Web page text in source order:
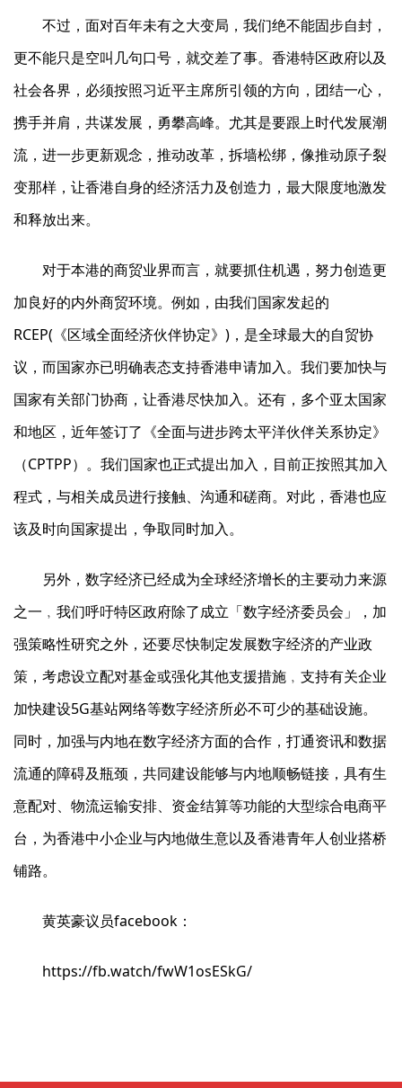
不过，面对百年未有之大变局，我们绝不能固步自封，
更不能只是空叫几句口号，就交差了事。香港特区政府以及
社会各界，必须按照习近平主席所引领的方向，团结一心，
携手并肩，共谋发展，勇攀高峰。尤其是要跟上时代发展潮
流，进一步更新观念，推动改革，拆墙松绑，像推动原子裂
变那样，让香港自身的经济活力及创造力，最大限度地激发
和释放出来。
对于本港的商贸业界而言，就要抓住机遇，努力创造更
加良好的内外商贸环境。例如，由我们国家发起的
RCEP(《区域全面经济伙伴协定》)，是全球最大的自贸协
议，而国家亦已明确表态支持香港申请加入。我们要加快与
国家有关部门协商，让香港尽快加入。还有，多个亚太国家
和地区，近年签订了《全面与进步跨太平洋伙伴关系协定》
（CPTPP）。我们国家也正式提出加入，目前正按照其加入
程式，与相关成员进行接触、沟通和磋商。对此，香港也应
该及时向国家提出，争取同时加入。
另外，数字经济已经成为全球经济增长的主要动力来源
之一﹐我们呼吁特区政府除了成立「数字经济委员会」，加
强策略性研究之外，还要尽快制定发展数字经济的产业政
策，考虑设立配对基金或强化其他支援措施﹐支持有关企业
加快建设5G基站网络等数字经济所必不可少的基础设施。
同时，加强与内地在数字经济方面的合作，打通资讯和数据
流通的障碍及瓶颈，共同建设能够与内地顺畅链接，具有生
意配对、物流运输安排、资金结算等功能的大型综合电商平
台，为香港中小企业与内地做生意以及香港青年人创业搭桥
铺路。
黄英豪议员facebook：
https://fb.watch/fwW1osESkG/